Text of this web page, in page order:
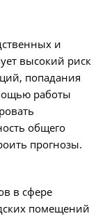
и
высокий риск
попадания
работы
общего
прогнозы.
в сфере
помещений